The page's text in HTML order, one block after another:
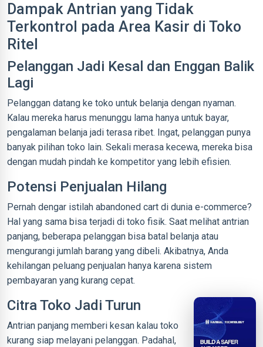
Dampak Antrian yang Tidak
Terkontrol pada Area Kasir di Toko
Ritel
Pelanggan Jadi Kesal dan Enggan Balik
Lagi
Pelanggan datang ke toko untuk belanja dengan nyaman.
Kalau mereka harus menunggu lama hanya untuk bayar,
pengalaman belanja jadi terasa ribet. Ingat, pelanggan punya
banyak pilihan toko lain. Sekali merasa kecewa, mereka bisa
dengan mudah pindah ke kompetitor yang lebih efisien.
Potensi Penjualan Hilang
Pernah dengar istilah abandoned cart di dunia e-commerce?
Hal yang sama bisa terjadi di toko fisik. Saat melihat antrian
panjang, beberapa pelanggan bisa batal belanja atau
mengurangi jumlah barang yang dibeli. Akibatnya, Anda
kehilangan peluang penjualan hanya karena sistem
pembayaran yang kurang cepat.
Citra Toko Jadi Turun
Antrian panjang memberi kesan kalau toko
kurang siap melayani pelanggan. Padahal,